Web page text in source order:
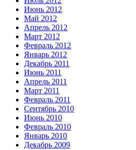
Июнь 2012
Май 2012
Апрель 2012
Март 2012
Февраль 2012
Январь 2012
Декабрь 2011
Июнь 2011
Апрель 2011
Март 2011
Февраль 2011
Сентябрь 2010
Июнь 2010
Февраль 2010
Январь 2010
Декабрь 2009